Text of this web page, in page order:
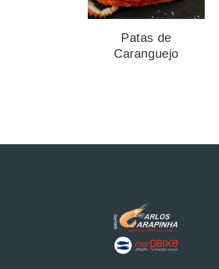
Patas de
Caranguejo